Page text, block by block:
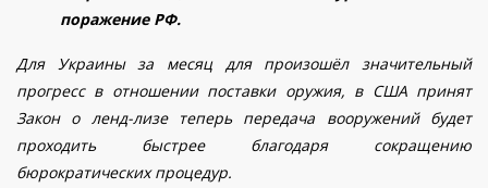
поражение РФ.
Для Украины за месяц для произошёл значительный
прогресс в отношении поставки оружия, в США принят
Закон о ленд-лизе теперь передача вооружений будет
проходить быстрее благодаря сокращению
бюрократических процедур.